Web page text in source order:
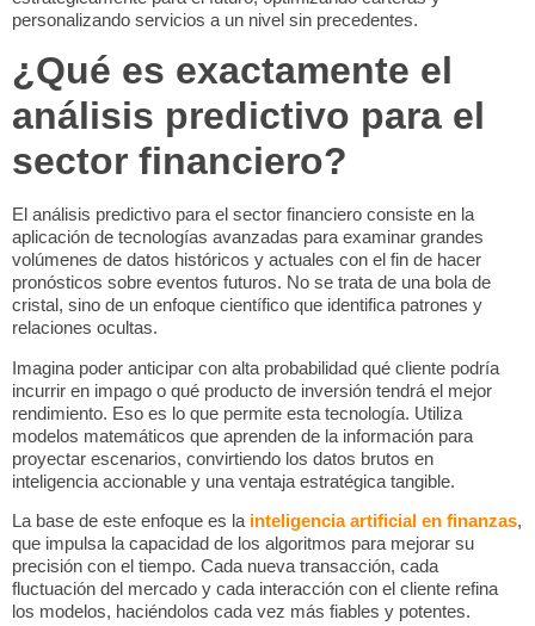
personalizando servicios a un nivel sin precedentes.
¿Qué es exactamente el
análisis predictivo para el
sector financiero?
El análisis predictivo para el sector financiero consiste en la
aplicación de tecnologías avanzadas para examinar grandes
volúmenes de datos históricos y actuales con el fin de hacer
pronósticos sobre eventos futuros. No se trata de una bola de
cristal, sino de un enfoque científico que identifica patrones y
relaciones ocultas.
Imagina poder anticipar con alta probabilidad qué cliente podría
incurrir en impago o qué producto de inversión tendrá el mejor
rendimiento. Eso es lo que permite esta tecnología. Utiliza
modelos matemáticos que aprenden de la información para
proyectar escenarios, convirtiendo los datos brutos en
inteligencia accionable y una ventaja estratégica tangible.
La base de este enfoque es la inteligencia artificial en finanzas,
que impulsa la capacidad de los algoritmos para mejorar su
precisión con el tiempo. Cada nueva transacción, cada
fluctuación del mercado y cada interacción con el cliente refina
los modelos, haciéndolos cada vez más fiables y potentes.